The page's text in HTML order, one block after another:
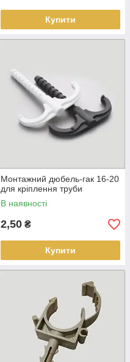
Купити
Монтажний дюбель-гак 16-20
для кріплення труби
В наявності
2,50 ₴
Купити